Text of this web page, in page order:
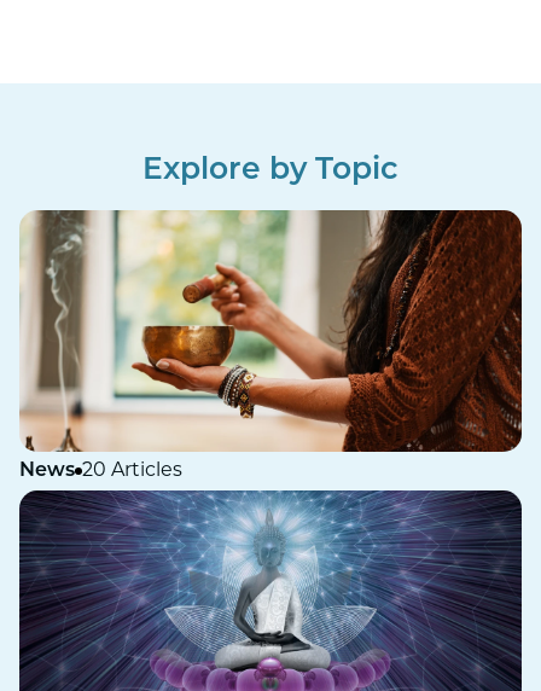
Explore by Topic
News 20 Articles